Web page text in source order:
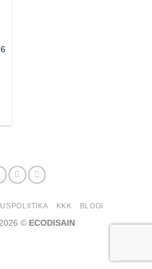
KKK BLOGI
© ECODISAIN